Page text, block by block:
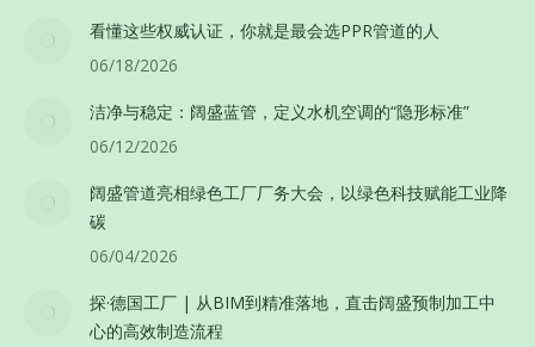
看懂这些权威认证，你就是最会选PPR管道的人
06/18/2026
洁净与稳定：阔盛蓝管，定义水机空调的“隐形标准”
06/12/2026
阔盛管道亮相绿色工厂厂务大会，以绿色科技赋能工业降
碳
06/04/2026
探·德国工厂 | 从BIM到精准落地，直击阔盛预制加工中
心的高效制造流程